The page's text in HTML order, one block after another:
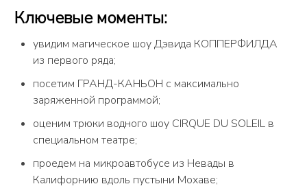
Ключевые моменты:
увидим магическое шоу Дэвида КОППЕРФИЛДА
из первого ряда;
посетим ГРАНД-КАНЬОН с максимально
заряженной программой;
оценим трюки водного шоу CIRQUE DU SOLEIL в
специальном театре;
проедем на микроавтобусе из Невады в
Калифорнию вдоль пустыни Мохаве;